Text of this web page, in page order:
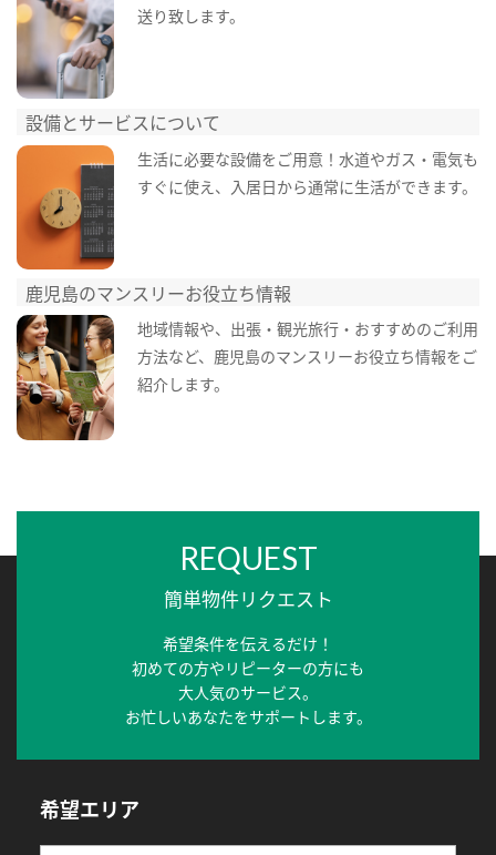
送り致します。
設備とサービスについて
生活に必要な設備をご用意！水道やガス・電気も
すぐに使え、入居日から通常に生活ができます。
鹿児島のマンスリーお役立ち情報
地域情報や、出張・観光旅行・おすすめのご利用
方法など、鹿児島のマンスリーお役立ち情報をご
紹介します。
REQUEST
簡単物件リクエスト
希望条件を伝えるだけ！
初めての方やリピーターの方にも
大人気のサービス。
お忙しいあなたをサポートします。
希望エリア